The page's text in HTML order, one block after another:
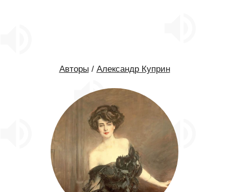
Авторы / Александр Куприн